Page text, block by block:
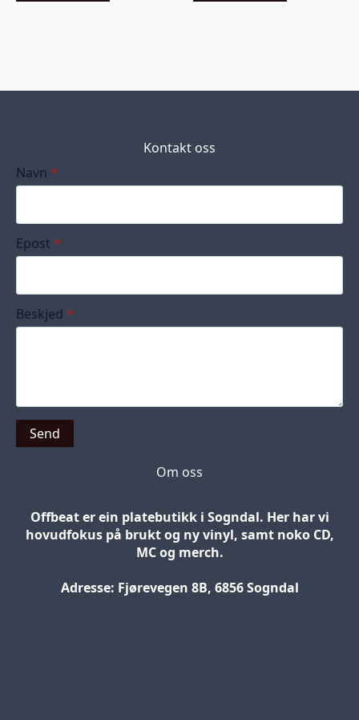
Kontakt oss
Navn *
Epost *
Beskjed *
Send
Om oss
Offbeat er ein platebutikk i Sogndal. Her har vi
hovudfokus på brukt og ny vinyl, samt noko CD,
MC og merch.
Adresse: Fjørevegen 8B, 6856 Sogndal